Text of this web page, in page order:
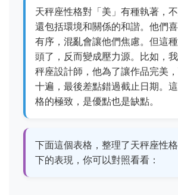
天秤座性格對「美」有種執著，不
還包括環境和關係的和諧。他們
有序，混亂會讓他們焦慮。但這
頭了，反而變成壓力源。比如，
秤座設計師，他為了讓作品完美
十遍，最後差點錯過截止日期。
格的極致，是優點也是缺點。
下面這個表格，整理了天秤座性
下的表現，你可以對照看看：